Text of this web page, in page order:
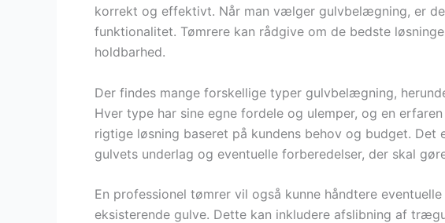
korrekt og effektivt. Når man vælger gulvbelægning, er
funktionalitet. Tømrere kan rådgive om de bedste
holdbarhed.
Der findes mange forskellige typer gulvbelægning,
Hver type har sine egne fordele og ulemper, og en
rigtige løsning baseret på kundens behov og budget.
gulvets underlag og eventuelle forberedelser, der skal
En professionel tømrer vil også kunne håndtere
eksisterende gulve. Dette kan inkludere afslibning af